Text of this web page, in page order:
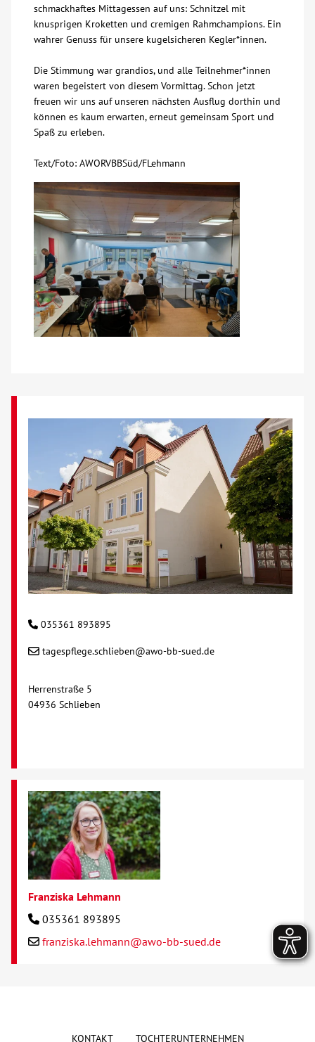
Ausbildung
Glossar
Suche
Kontakt
AWO BB Süd
schmackhaftes Mittagessen auf uns: Schnitzel mit
knusprigen Kroketten und cremigen Rahmchampions. Ein
wahrer Genuss für unsere kugelsicheren Kegler*innen.
Die Stimmung war grandios, und alle Teilnehmer*innen
waren begeistert von diesem Vormittag. Schon jetzt
freuen wir uns auf unseren nächsten Ausflug dorthin und
können es kaum erwarten, erneut gemeinsam Sport und
Spaß zu erleben.
Text/Foto: AWORVBBSüd/FLehmann
035361 893895
tagespflege.schlieben@awo-bb-sued.de
Herrenstraße 5
04936 Schlieben
Franziska Lehmann
035361 893895
franziska.lehmann@awo-bb-sued.de
KONTAKT TOCHTERUNTERNEHMEN